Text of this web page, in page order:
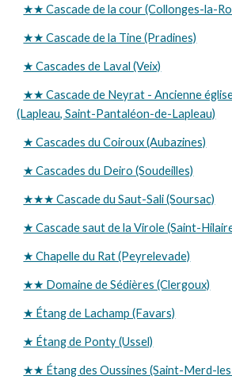
★★ Cascade de la cour (Collonges-la-
★★ Cascade de la Tine (Pradines)
★ Cascades de Laval (Veix)
★★ Cascade de Neyrat - Ancienne
(Lapleau, Saint-Pantaléon-de-Lapleau)
★ Cascades du Coiroux (Aubazines)
★ Cascades du Deiro (Soudeilles)
★★★ Cascade du Saut-Sali (Soursac)
★ Cascade saut de la Virole (Saint-
★ Chapelle du Rat (Peyrelevade)
★★ Domaine de Sédières (Clergoux)
★ Étang de Lachamp (Favars)
★ Étang de Ponty (Ussel)
★★ Étang des Oussines (Saint-Merd-